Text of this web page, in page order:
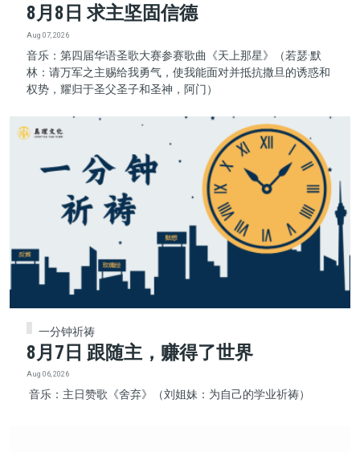
8月8日 求主坚固信德
Aug 07, 2026
音乐：第四届华语圣歌大赛参赛歌曲《天上那星》（若瑟·默
林：请万军之主赐给我勇气，使我能面对并抵抗撒旦的诱惑和
权势，耀归于圣父圣子和圣神，阿门）
一分钟祈祷
8月7日 跟随主，赚得了世界
Aug 06, 2026
音乐：主日赞歌《舍弃》（刘姐妹：为自己的学业祈祷）